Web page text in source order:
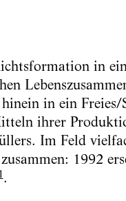
in
in ein
ihrer
Im Feld
1992
1.